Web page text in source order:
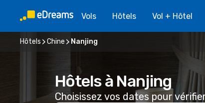
Vols Hôtels Vol + Hôtel
Hôtels Chine Nanjing
Hôtels à Nanjing
Choisissez vos dates pour